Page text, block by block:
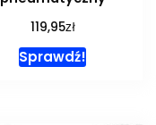
119,95zł
Sprawdź!